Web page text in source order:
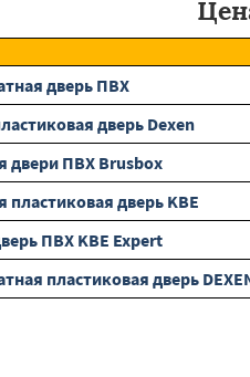
дверь ПВХ
дверь Dexen
двери ПВХ Brusbox
пластиковая дверь KBE
ПВХ KBE Expert
пластиковая дверь